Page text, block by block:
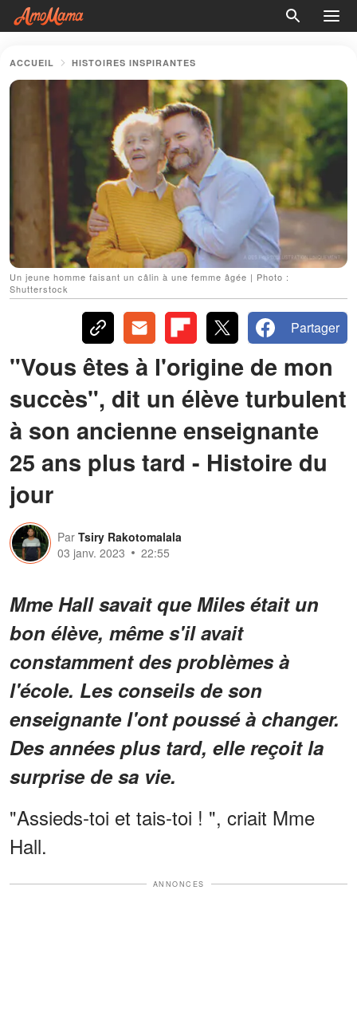
ACCUEIL HISTOIRES INSPIRANTES
Un jeune homme faisant un câlin à une femme âgée | Photo :
Shutterstock
Partager
"Vous êtes à l'origine de mon
succès", dit un élève turbulent
à son ancienne enseignante
25 ans plus tard - Histoire du
jour
Par Tsiry Rakotomalala
03 janv. 2023
22:55
Mme Hall savait que Miles était un
bon élève, même s'il avait
constamment des problèmes à
l'école. Les conseils de son
enseignante l'ont poussé à changer.
Des années plus tard, elle reçoit la
surprise de sa vie.
"Assieds-toi et tais-toi ! ", criait Mme
Hall.
ANNONCES